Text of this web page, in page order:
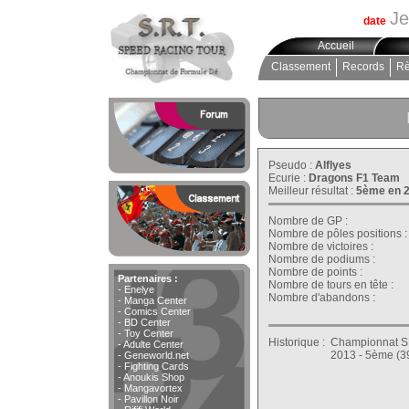
Partenaires :
- Enelye
- Manga Center
- Comics Center
- BD Center
- Toy Center
-Adulte Center
- Geneworld.net
- Fighting Cards
- Anoukis Shop
- Mangavortex
- Pavillon Noir
date
Accueil
Classement
Records
Pseudo : Alflyes
Ecurie : Dragons F1 Team
Meilleur résultat : 5ème en
Nombre de GP :
Nombre de pôles positions
Nombre de victoires :
Nombre de podiums :
Nombre de points :
Nombre de tours en tête :
Nombre d'abandons :
Historique : Championnat
2013 - 5ème